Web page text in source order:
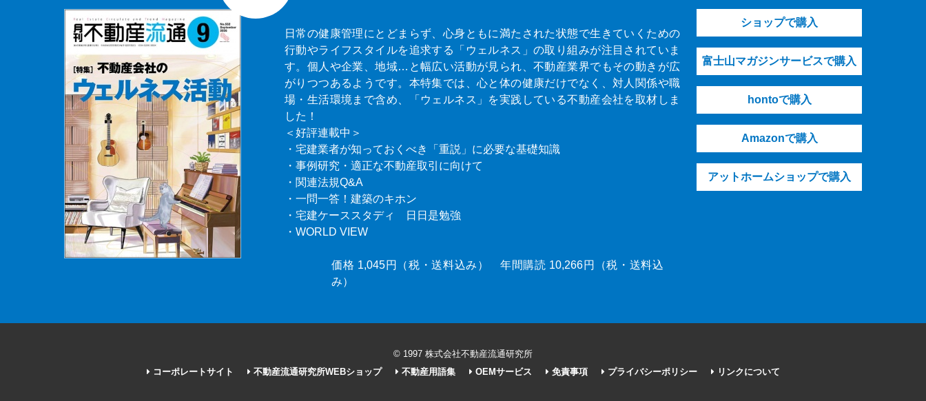
日常の健康管理にとどまらず、心身ともに満たされた状態で生きていくための
行動やライフスタイルを追求する「ウェルネス」の取り組みが注目されていま
す。個人や企業、地域…と幅広い活動が見られ、不動産業界でもその動きが広
がりつつあるようです。本特集では、心と体の健康だけでなく、対人関係や職
場・生活環境まで含め、「ウェルネス」を実践している不動産会社を取材しま
した！
＜好評連載中＞
・宅建業者が知っておくべき「重説」に必要な基礎知識
・事例研究・適正な不動産取引に向けて
・関連法規Q&A
・一問一答！建築のキホン
・宅建ケーススタディ 日日是勉強
・WORLD VIEW
価格 1,045円（税・送料込み） 年間購読 10,266円（税・送料込
み）
ショップで購入
富士山マガジンサービスで購入
hontoで購入
Amazonで購入
アットホームショップで購入
© 1997 株式会社不動産流通研究所
コーポレートサイト
不動産流通研究所WEBショップ 不動産用語集 OEMサービス 免責事項 プライバシーポリシー リンクについて